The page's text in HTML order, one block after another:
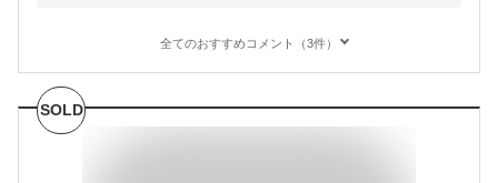
全てのおすすめコメント（3件）
SOLD